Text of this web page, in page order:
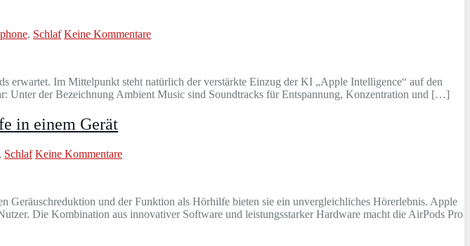
, Schlaf Keine Kommentare
erwartet. Im Mittelpunkt steht natürlich der verstärkte Einzug der KI „Apple Intelligence“ auf den
Unter der Bezeichnung Ambient Music sind Soundtracks für Entspannung, Konzentration und […]
in einem Gerät
, Schlaf Keine Kommentare
Geräuschreduktion und der Funktion als Hörhilfe bieten sie ein unvergleichliches Hörerlebnis. Apple
Die Kombination aus innovativer Software und leistungsstarker Hardware macht die AirPods Pro